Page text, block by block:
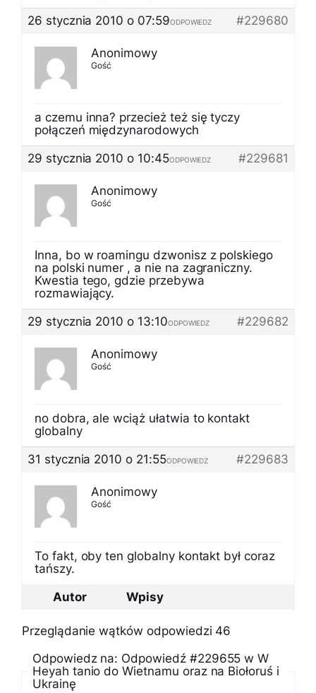
26 stycznia 2010 o 07:59
#229680
ODPOWIEDZ
Anonimowy
Gość
a czemu inna? przecież też się tyczy
połączeń międzynarodowych
29 stycznia 2010 o 10:45
#229681
ODPOWIEDZ
Anonimowy
Gość
Inna, bo w roamingu dzwonisz z polskiego
na polski numer , a nie na zagraniczny.
Kwestia tego, gdzie przebywa
rozmawiający.
29 stycznia 2010 o 13:10
#229682
ODPOWIEDZ
Anonimowy
Gość
no dobra, ale wciąż ułatwia to kontakt
globalny
31 stycznia 2010 o 21:55
#229683
ODPOWIEDZ
Anonimowy
Gość
To fakt, oby ten globalny kontakt był coraz
tańszy.
Autor
Wpisy
Przeglądanie wątków odpowiedzi 46
Odpowiedz na: Odpowiedź #229655 w W
Heyah tanio do Wietnamu oraz na Biołoruś i
Ukrainę